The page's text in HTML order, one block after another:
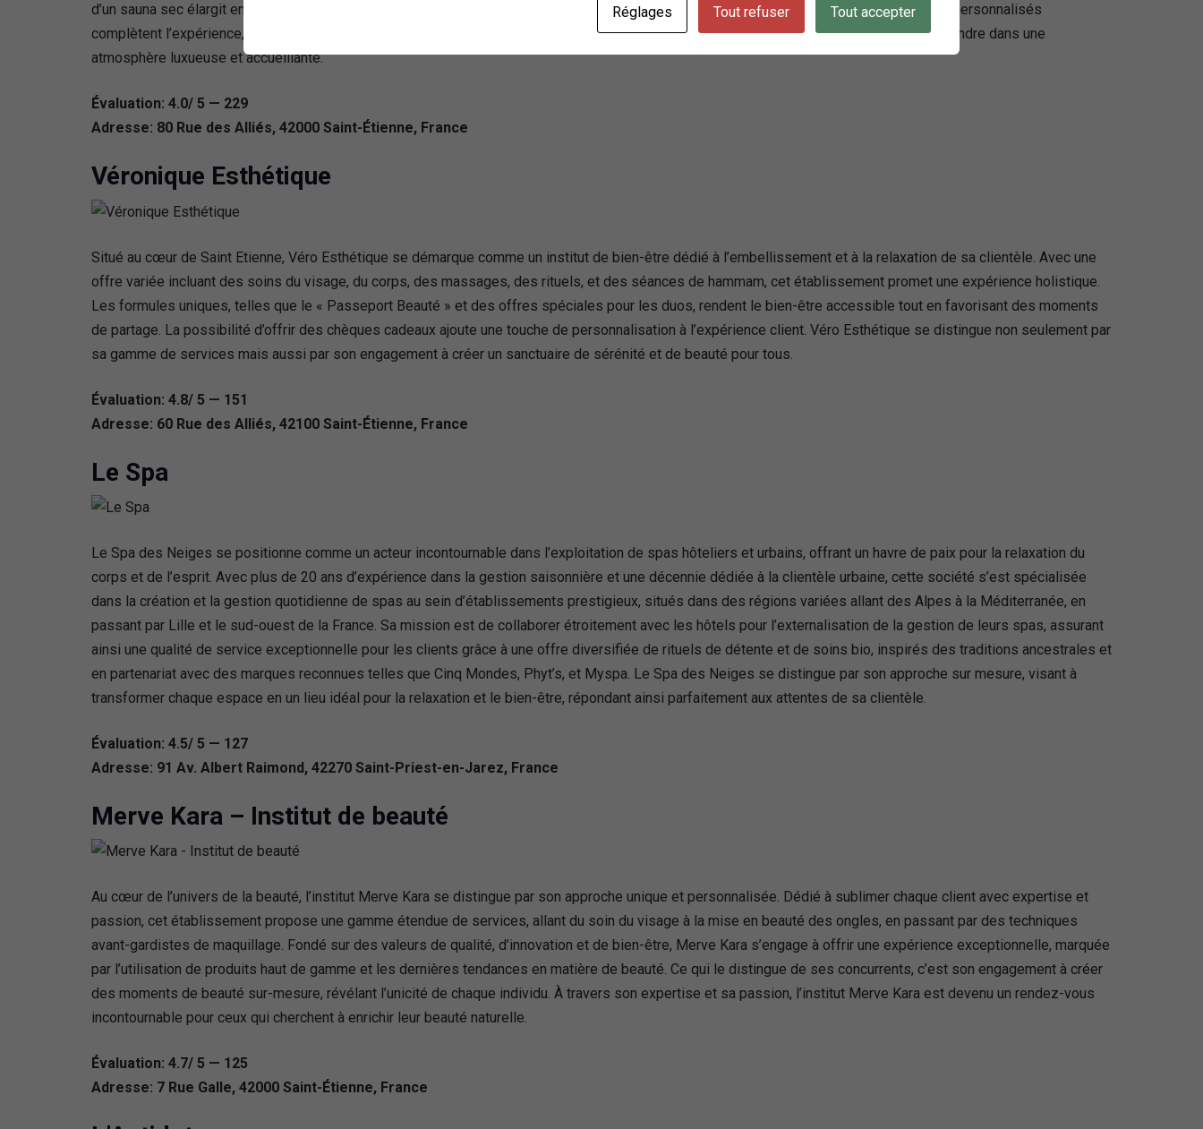
d’un sauna sec élargit encore leur offre de soins, promettant une détente et une évasion sans égales. L’accueil chaleureux et les conseils personnalisés
complètent l’expérience, faisant du Hammam Le Cléopâtre une destination privilégiée pour ceux qui cherchent à se ressourcer et à se détendre dans une
atmosphère luxueuse et accueillante.
Évaluation: 4.0/ 5 — 229
Adresse: 80 Rue des Alliés, 42000 Saint-Étienne, France
Véronique Esthétique
Situé au cœur de Saint Etienne, Véro Esthétique se démarque comme un institut de bien-être dédié à l’embellissement et à la relaxation de sa clientèle. Avec une
offre variée incluant des soins du visage, du corps, des massages, des rituels, et des séances de hammam, cet établissement promet une expérience holistique.
Les formules uniques, telles que le « Passeport Beauté » et des offres spéciales pour les duos, rendent le bien-être accessible tout en favorisant des moments
de partage. La possibilité d’offrir des chèques cadeaux ajoute une touche de personnalisation à l’expérience client. Véro Esthétique se distingue non seulement par
sa gamme de services mais aussi par son engagement à créer un sanctuaire de sérénité et de beauté pour tous.
Évaluation: 4.8/ 5 — 151
Adresse: 60 Rue des Alliés, 42100 Saint-Étienne, France
Le Spa
Le Spa des Neiges se positionne comme un acteur incontournable dans l’exploitation de spas hôteliers et urbains, offrant un havre de paix pour la relaxation du
corps et de l’esprit. Avec plus de 20 ans d’expérience dans la gestion saisonnière et une décennie dédiée à la clientèle urbaine, cette société s’est spécialisée
dans la création et la gestion quotidienne de spas au sein d’établissements prestigieux, situés dans des régions variées allant des Alpes à la Méditerranée, en
passant par Lille et le sud-ouest de la France. Sa mission est de collaborer étroitement avec les hôtels pour l’externalisation de la gestion de leurs spas, assurant
ainsi une qualité de service exceptionnelle pour les clients grâce à une offre diversifiée de rituels de détente et de soins bio, inspirés des traditions ancestrales et
en partenariat avec des marques reconnues telles que Cinq Mondes, Phyt’s, et Myspa. Le Spa des Neiges se distingue par son approche sur mesure, visant à
transformer chaque espace en un lieu idéal pour la relaxation et le bien-être, répondant ainsi parfaitement aux attentes de sa clientèle.
Évaluation: 4.5/ 5 — 127
Adresse: 91 Av. Albert Raimond, 42270 Saint-Priest-en-Jarez, France
Merve Kara – Institut de beauté
Au cœur de l’univers de la beauté, l’institut Merve Kara se distingue par son approche unique et personnalisée. Dédié à sublimer chaque client avec expertise et
passion, cet établissement propose une gamme étendue de services, allant du soin du visage à la mise en beauté des ongles, en passant par des techniques
avant-gardistes de maquillage. Fondé sur des valeurs de qualité, d’innovation et de bien-être, Merve Kara s’engage à offrir une expérience exceptionnelle, marquée
par l’utilisation de produits haut de gamme et les dernières tendances en matière de beauté. Ce qui le distingue de ses concurrents, c’est son engagement à créer
des moments de beauté sur-mesure, révélant l’unicité de chaque individu. À travers son expertise et sa passion, l’institut Merve Kara est devenu un rendez-vous
incontournable pour ceux qui cherchent à enrichir leur beauté naturelle.
Évaluation: 4.7/ 5 — 125
Adresse: 7 Rue Galle, 42000 Saint-Étienne, France
Réglages Tout refuser Tout accepter